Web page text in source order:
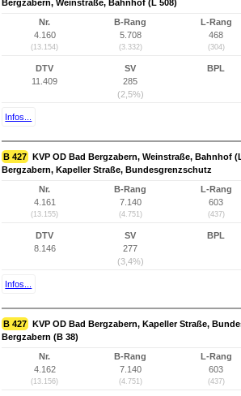
Bergzabern, Weinstraße, Bahnhof (L 508)
Nr.
4.160
(13.154)
B-Rang
5.708
(3.332)
L-Rang
468
(304)
DTV
11.409
SV
285
(2,5%)
BPL
Infos...
B 427 KVP OD Bad Bergzabern, Weinstraße, Bahnhof
Bergzabern, Kapeller Straße, Bundesgrenzschutz
Nr.
4.161
(13.155)
B-Rang
7.140
(4.751)
L-Rang
603
(437)
DTV
8.146
SV
277
(3,4%)
BPL
Infos...
B 427 KVP OD Bad Bergzabern, Kapeller Straße,
Bergzabern (B 38)
Nr.
4.162
(13.156)
B-Rang
7.140
(4.751)
L-Rang
603
(437)